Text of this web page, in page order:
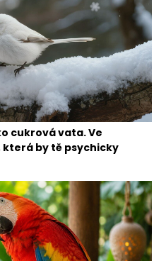
cukrová vata. Ve
by tě psychicky